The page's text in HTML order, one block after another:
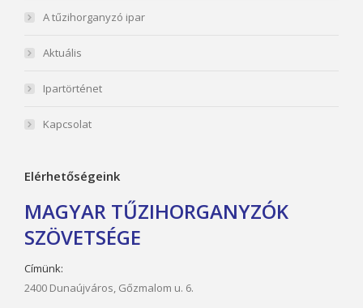
A tűzihorganyzó ipar
Aktuális
Ipartörténet
Kapcsolat
Elérhetőségeink
MAGYAR TŰZIHORGANYZÓK
SZÖVETSÉGE
Címünk:
2400 Dunaújváros, Gőzmalom u. 6.